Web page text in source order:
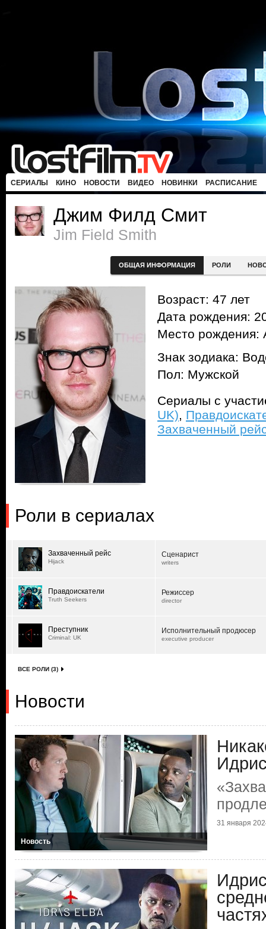
СЕРИАЛЫ КИНО НОВОСТИ ВИДЕО НОВИНКИ РАСПИСАНИЕ
Джим Филд Смит
Jim Field Smith
ОБЩАЯ ИНФОРМАЦИЯ РОЛИ
Возраст: 47 лет
Дата рождения:
Место рождения:
Знак зодиака:
Пол: Мужской
Сериалы с
UK),
Захваченный
Роли в сериалах
Захваченный рейс
Hijack
Сценарист
writers
Правдоискатели
Truth Seekers
Режиссер
director
Преступник
Criminal: UK
Исполнительный продюсер
executive producer
ВСЕ РОЛИ (3)
Новости
Новость
31 января